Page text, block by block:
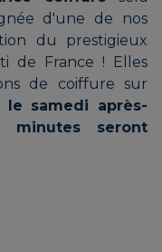
|
d'une de nos
du prestigieux
de France ! Elles
de coiffure sur
le samedi après-
seront